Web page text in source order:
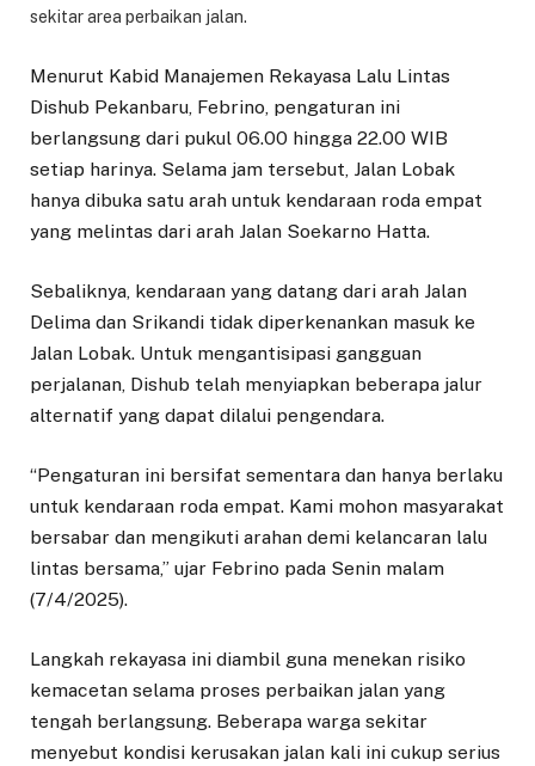
sekitar area perbaikan jalan.
Menurut Kabid Manajemen Rekayasa Lalu Lintas
Dishub Pekanbaru, Febrino, pengaturan ini
berlangsung dari pukul 06.00 hingga 22.00 WIB
setiap harinya. Selama jam tersebut, Jalan Lobak
hanya dibuka satu arah untuk kendaraan roda empat
yang melintas dari arah Jalan Soekarno Hatta.
Sebaliknya, kendaraan yang datang dari arah Jalan
Delima dan Srikandi tidak diperkenankan masuk ke
Jalan Lobak. Untuk mengantisipasi gangguan
perjalanan, Dishub telah menyiapkan beberapa jalur
alternatif yang dapat dilalui pengendara.
“Pengaturan ini bersifat sementara dan hanya berlaku
untuk kendaraan roda empat. Kami mohon masyarakat
bersabar dan mengikuti arahan demi kelancaran lalu
lintas bersama,” ujar Febrino pada Senin malam
(7/4/2025).
Langkah rekayasa ini diambil guna menekan risiko
kemacetan selama proses perbaikan jalan yang
tengah berlangsung. Beberapa warga sekitar
menyebut kondisi kerusakan jalan kali ini cukup serius